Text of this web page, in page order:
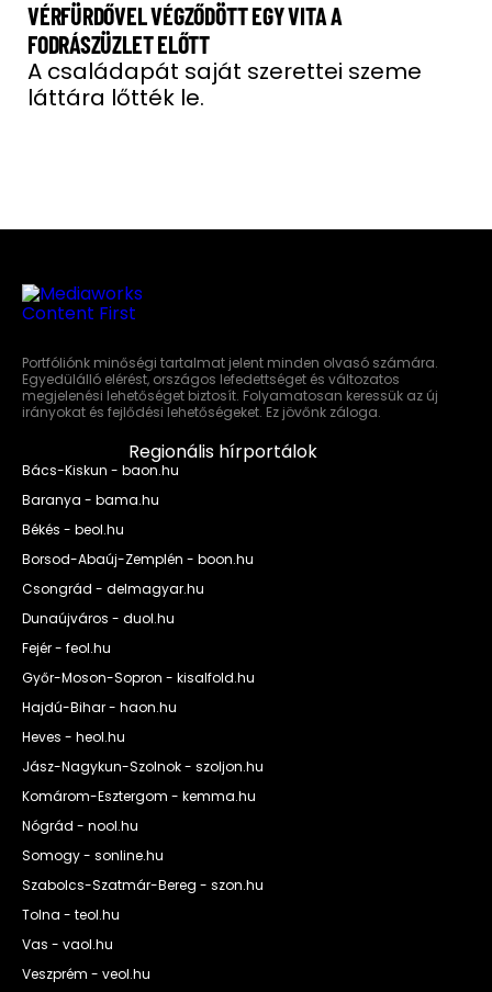
VÉRFÜRDŐVEL VÉGZŐDÖTT EGY VITA A
FODRÁSZÜZLET ELŐTT
A családapát saját szerettei szeme
láttára lőtték le.
Portfóliónk minőségi tartalmat jelent minden olvasó számára.
Egyedülálló elérést, országos lefedettséget és változatos
megjelenési lehetőséget biztosít. Folyamatosan keressük az új
irányokat és fejlődési lehetőségeket. Ez jövőnk záloga.
Regionális hírportálok
Bács-Kiskun - baon.hu
Baranya - bama.hu
Békés - beol.hu
Borsod-Abaúj-Zemplén - boon.hu
Csongrád - delmagyar.hu
Dunaújváros - duol.hu
Fejér - feol.hu
Győr-Moson-Sopron - kisalfold.hu
Hajdú-Bihar - haon.hu
Heves - heol.hu
Jász-Nagykun-Szolnok - szoljon.hu
Komárom-Esztergom - kemma.hu
Nógrád - nool.hu
Somogy - sonline.hu
Szabolcs-Szatmár-Bereg - szon.hu
Tolna - teol.hu
Vas - vaol.hu
Veszprém - veol.hu